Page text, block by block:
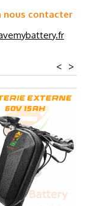
nous contacter
>
<